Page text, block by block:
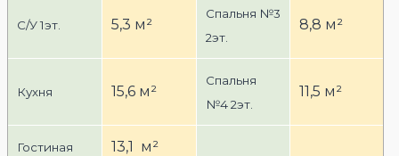
С/У 1эт. 5,3 м²
Спальня №3
2эт.
8,8 м²
Кухня 15,6 м²
Спальня
№4 2эт.
11,5 м²
Гостиная 13,1 м²